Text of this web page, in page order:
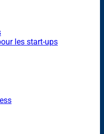
les start-ups